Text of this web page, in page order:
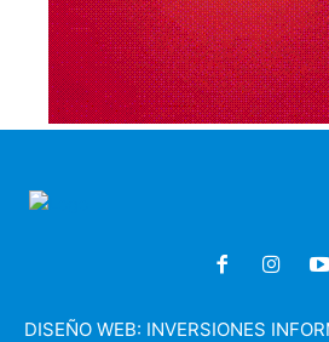
DISEÑO WEB: INVERSIONES